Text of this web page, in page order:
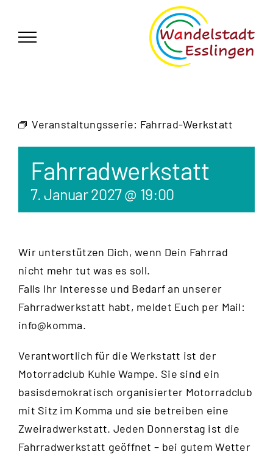
springen
Veranstaltungsserie: Fahrrad-Werkstatt
Fahrradwerkstatt
7. Januar 2027 @ 19:00
Wir unterstützen Dich, wenn Dein Fahrrad
nicht mehr tut was es soll.
Falls Ihr Interesse und Bedarf an unserer
Fahrradwerkstatt habt, meldet Euch per Mail:
info@komma.
Verantwortlich für die Werkstatt ist der
Motorradclub Kuhle Wampe. Sie sind ein
basisdemokratisch organisierter Motorradclub
mit Sitz im Komma und sie betreiben eine
Zweiradwerkstatt. Jeden Donnerstag ist die
Fahrradwerkstatt geöffnet – bei gutem Wetter